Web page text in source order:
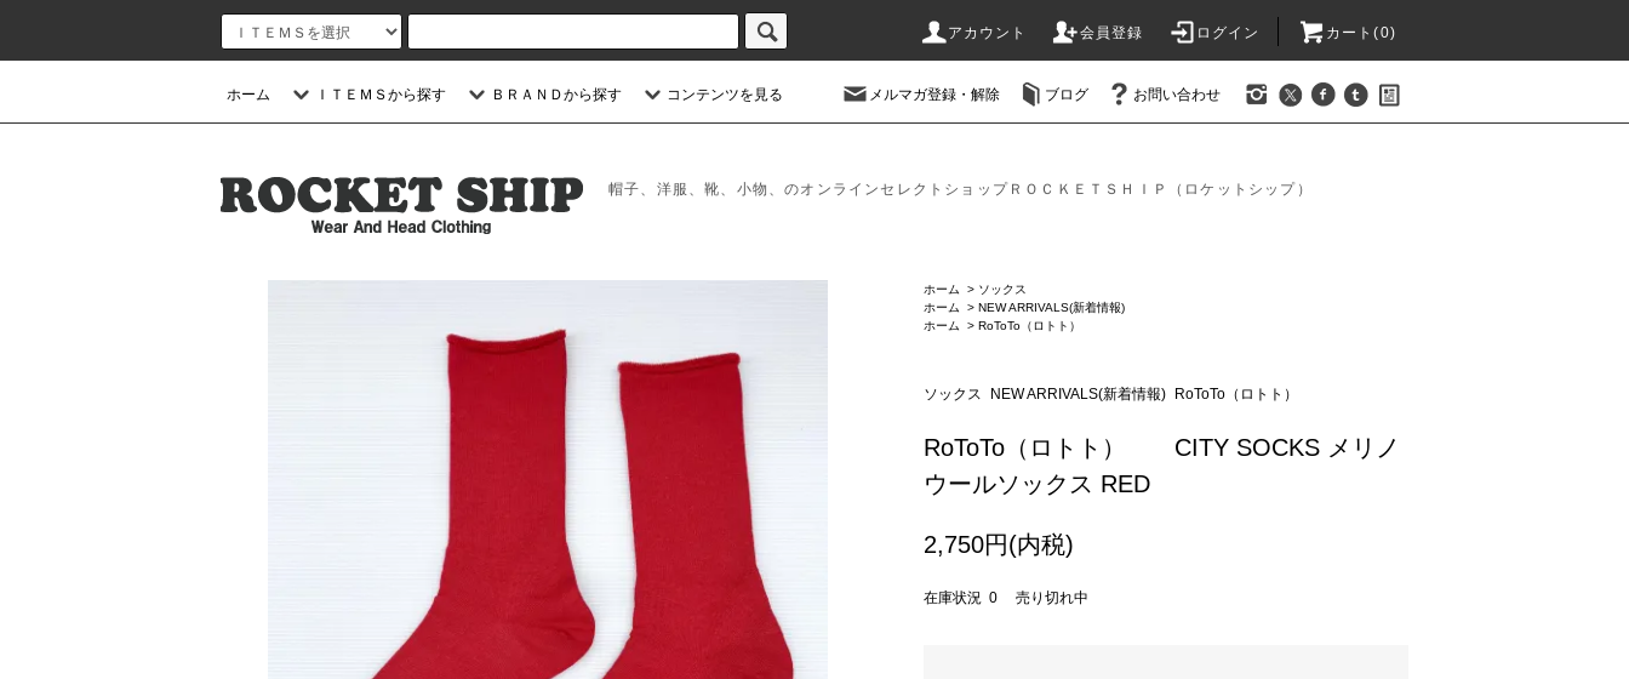
アカウント 会員登録 ログイン カート(0)
ホーム ＩＴＥＭＳから探す ＢＲＡＮＤから探す コンテンツを見る メルマガ登録・解除 ブログ お問い合わせ
帽子、洋服、靴、小物、のオンラインセレクトショップＲＯＣＫＥＴＳＨＩＰ（ロケットシップ）
ホーム > ソックス
ホーム
> NEW ARRIVALS(新着情報)
ホーム
> RoToTo（ロトト）
ソックス NEW ARRIVALS(新着情報) RoToTo（ロトト）
RoToTo（ロトト） CITY SOCKS メリノ
ウールソックス RED
2,750円(内税)
在庫状況 0 売り切れ中